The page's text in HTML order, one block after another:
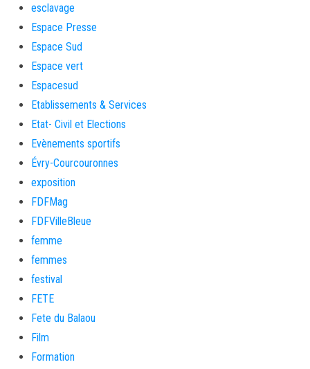
esclavage
Espace Presse
Espace Sud
Espace vert
Espacesud
Etablissements & Services
Etat- Civil et Elections
Evènements sportifs
Évry-Courcouronnes
exposition
FDFMag
FDFVilleBleue
femme
femmes
festival
FETE
Fete du Balaou
Film
Formation